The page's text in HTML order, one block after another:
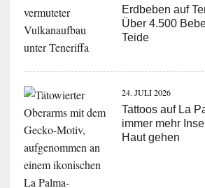
Erdbeben auf
Über 4.500
Teide
24. JULI 2026
Tattoos auf La
immer mehr
Haut gehen